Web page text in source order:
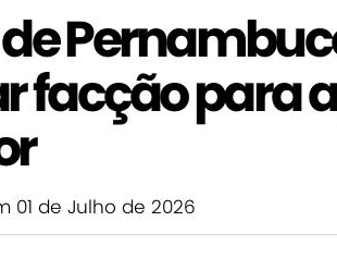
facção para
01 de Julho de 2026